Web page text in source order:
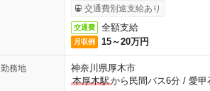
交通費別途支給あり
交通費 全額支給
月収例 15～20万円
勤務地
神奈川県厚木市
本厚木駅から民間バス6分/ 愛甲